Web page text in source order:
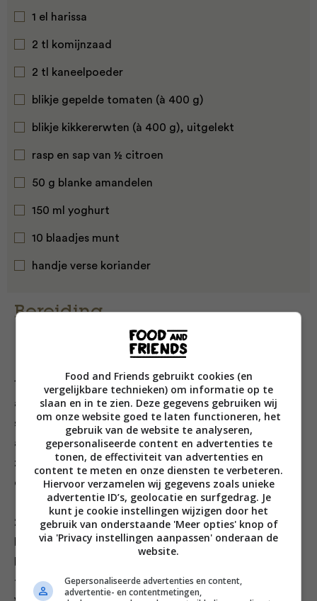
1 el harissa
2 tl komijnzaad
2 tl kaneelpoeder
blikje gepelde tomaten (à 400 g)
blikje kikkererwten (à 400 g), uitgelekt
rasp en sap van ½ citroen
50 g blanke amandelen
150 ml yoghurt
10 blaadjes munt
handje verse koriander
Bereiding
1. Verwarm de oven voor op 200 °C. Halveer de
aubergines in de lengte en snijd iedere helft met een
scherp mesje in (zo garen ze sneller). Smeer de
aubergines in met een beetje olijfolie en bestrooi met
zout. Rooster de aubergines ongeveer 30 minuten in
de oven tot ze zacht zijn.
2. Fruit in een zware pan de ui en knoflook in een
beetje olie. Voeg harissa, komijnzaad en kaneel toe en
toe en laat het geheel 20 minuten zachtjes koken.
Food and Friends gebruikt cookies (en
vergelijkbare technieken) om informatie op te
slaan en in te zien. Deze gegevens gebruiken wij
om onze website goed te laten functioneren, het
gebruik van de website te analyseren,
gepersonaliseerde content en advertenties te
tonen, de effectiviteit van advertenties en
content te meten en onze diensten te verbeteren.
Hiervoor verzamelen wij gegevens zoals unieke
advertentie ID’s, geolocatie en surfgedrag. Je
kunt je cookie instellingen wijzigen door het
gebruik van onderstaande 'Meer opties' knop of
via 'Privacy instellingen aanpassen' onderaan de
website.
Gepersonaliseerde advertenties en content,
advertentie- en contentmetingen,